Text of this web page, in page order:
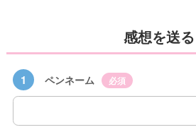
感想を送る
1 ペンネーム 必須